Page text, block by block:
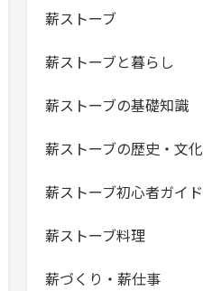
薪ストーブ
薪ストーブと暮らし
薪ストーブの基礎知識
薪ストーブの歴史・文化
薪ストーブ初心者ガイド
薪ストーブ料理
薪づくり・薪仕事